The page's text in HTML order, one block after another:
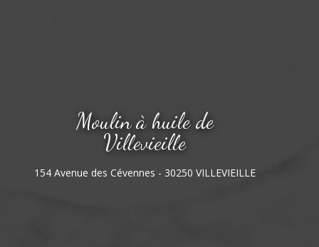
Moulin à huile de
Villevieille
154 Avenue des Cévennes - 30250 VILLEVIEILLE